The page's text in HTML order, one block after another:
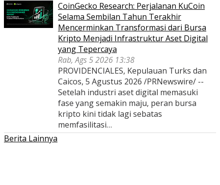
CoinGecko Research: Perjalanan KuCoin
Selama Sembilan Tahun Terakhir
Mencerminkan Transformasi dari Bursa
Kripto Menjadi Infrastruktur Aset Digital
yang Tepercaya
Rab, Ags 5 2026 13:38
PROVIDENCIALES, Kepulauan Turks dan
Caicos, 5 Agustus 2026 /PRNewswire/ --
Setelah industri aset digital memasuki
fase yang semakin maju, peran bursa
kripto kini tidak lagi sebatas
memfasilitasi…
Berita Lainnya